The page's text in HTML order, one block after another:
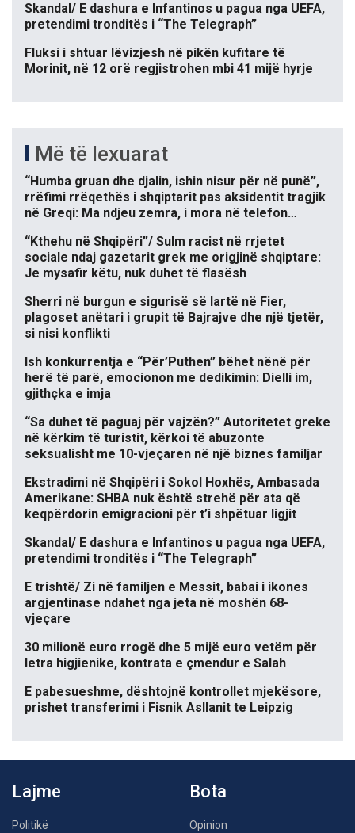
Skandal/ E dashura e Infantinos u pagua nga UEFA,
pretendimi tronditës i “The Telegraph”
Fluksi i shtuar lëvizjesh në pikën kufitare të
Morinit, në 12 orë regjistrohen mbi 41 mijë hyrje
Më të lexuarat
“Humba gruan dhe djalin, ishin nisur për në punë”,
rrëfimi rrëqethës i shqiptarit pas aksidentit tragjik
në Greqi: Ma ndjeu zemra, i mora në telefon…
“Kthehu në Shqipëri”/ Sulm racist në rrjetet
sociale ndaj gazetarit grek me origjinë shqiptare:
Je mysafir këtu, nuk duhet të flasësh
Sherri në burgun e sigurisë së lartë në Fier,
plagoset anëtari i grupit të Bajrajve dhe një tjetër,
si nisi konflikti
Ish konkurrentja e “Për’Puthen” bëhet nënë për
herë të parë, emocionon me dedikimin: Dielli im,
gjithçka e imja
“Sa duhet të paguaj për vajzën?” Autoritetet greke
në kërkim të turistit, kërkoi të abuzonte
seksualisht me 10-vjeçaren në një biznes familjar
Ekstradimi në Shqipëri i Sokol Hoxhës, Ambasada
Amerikane: SHBA nuk është strehë për ata që
keqpërdorin emigracioni për t’i shpëtuar ligjit
Skandal/ E dashura e Infantinos u pagua nga UEFA,
pretendimi tronditës i “The Telegraph”
E trishtë/ Zi në familjen e Messit, babai i ikones
argjentinase ndahet nga jeta në moshën 68-
vjeçare
30 milionë euro rrogë dhe 5 mijë euro vetëm për
letra higjienike, kontrata e çmendur e Salah
E pabesueshme, dështojnë kontrollet mjekësore,
prishet transferimi i Fisnik Asllanit te Leipzig
Lajme
Politikë
Bota
Opinion